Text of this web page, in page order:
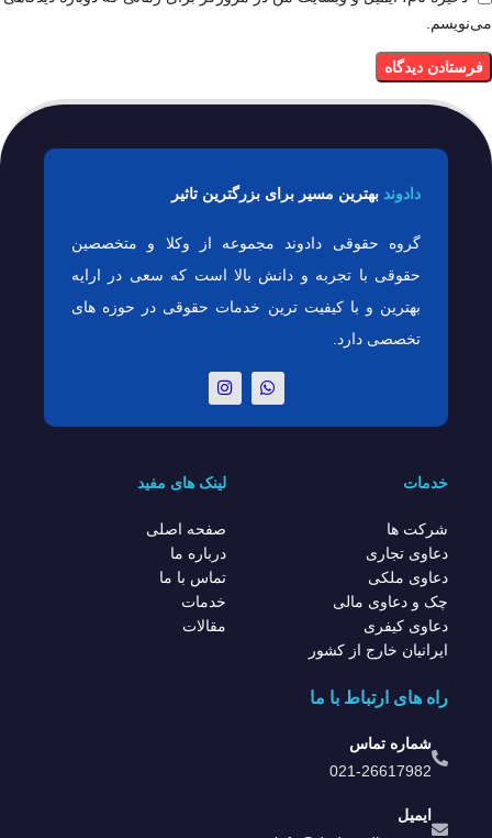
می‌نویسم.
دادوند بهترین مسیر برای بزرگترین تاثیر
گروه حقوقی دادوند مجموعه از وکلا و متخصصین
حقوقی با تجربه و دانش بالا است که سعی در ارایه
بهترین و با کیفیت ترین خدمات حقوقی در حوزه های
تخصصی دارد.
خدمات
شرکت ها
دعاوی تجاری
دعاوی ملکی
چک و دعاوی مالی
دعاوی کیفری
ایرانیان خارج از کشور
لینک های مفید
صفحه اصلی
درباره ما
تماس با ما
خدمات
مقالات
راه های ارتباط با ما
شماره تماس
021-26617982
ایمیل